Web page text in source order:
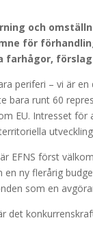
och
för
förslag
periferi – vi är
bara runt 60
EU. Intresset för
EFNS först
ny flerårig
som en
det